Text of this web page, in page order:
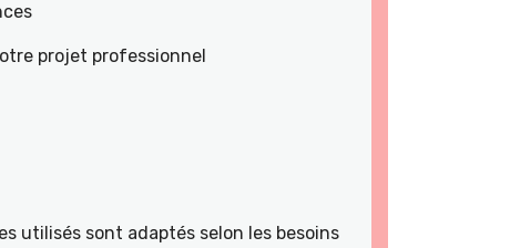
projet professionnel
utilisés sont adaptés selon les besoins